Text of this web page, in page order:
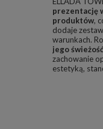
prezentację
produktów,
dodaje
warunkach.
jego
zachowanie
estetyką,